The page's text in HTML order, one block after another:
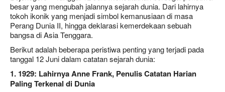
besar yang mengubah jalannya sejarah dunia. Dari lahirnya
tokoh ikonik yang menjadi simbol kemanusiaan di masa
Perang Dunia II, hingga deklarasi kemerdekaan sebuah
bangsa di Asia Tenggara.
Berikut adalah beberapa peristiwa penting yang terjadi pada
tanggal 12 Juni dalam catatan sejarah dunia:
1. 1929: Lahirnya Anne Frank, Penulis Catatan Harian
Paling Terkenal di Dunia